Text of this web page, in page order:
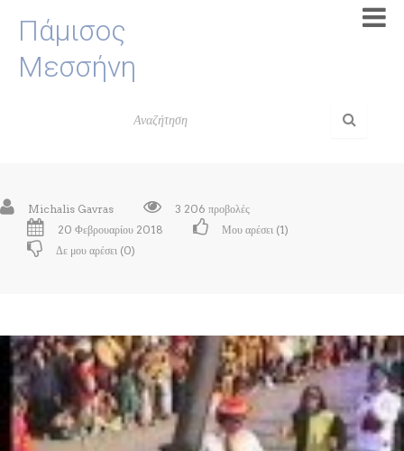
Πάμισος
Μεσσήνη
Michalis Gavras
3 206 προβολές
20 Φεβρουαρίου 2018
Μου αρέσει (1)
Δε μου αρέσει (0)